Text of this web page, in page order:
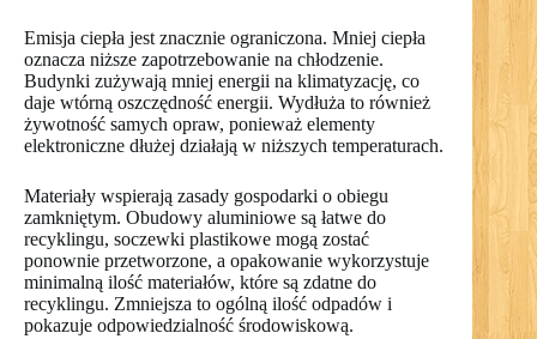
Emisja ciepła jest znacznie ograniczona. Mniej ciepła
oznacza niższe zapotrzebowanie na chłodzenie.
Budynki zużywają mniej energii na klimatyzację, co
daje wtórną oszczędność energii. Wydłuża to również
żywotność samych opraw, ponieważ elementy
elektroniczne dłużej działają w niższych temperaturach.
Materiały wspierają zasady gospodarki o obiegu
zamkniętym. Obudowy aluminiowe są łatwe do
recyklingu, soczewki plastikowe mogą zostać
ponownie przetworzone, a opakowanie wykorzystuje
minimalną ilość materiałów, które są zdatne do
recyklingu. Zmniejsza to ogólną ilość odpadów i
pokazuje odpowiedzialność środowiskową.